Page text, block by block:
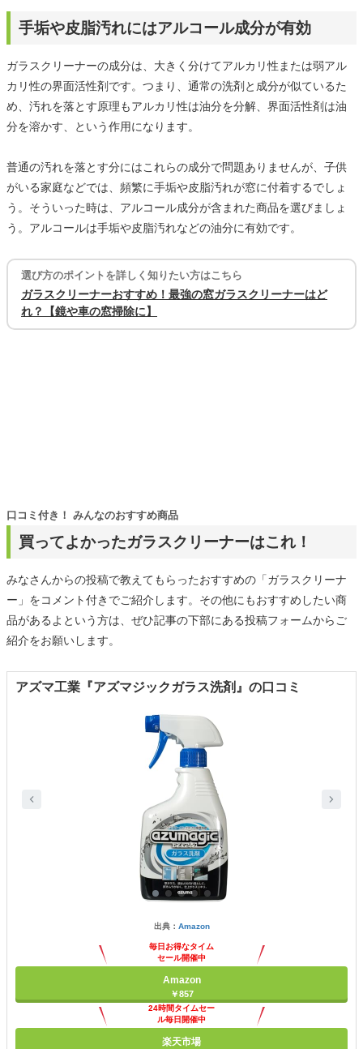
手垢や皮脂汚れにはアルコール成分が有効
ガラスクリーナーの成分は、大きく分けてアルカリ性または弱アル
カリ性の界面活性剤です。つまり、通常の洗剤と成分が似ているた
め、汚れを落とす原理もアルカリ性は油分を分解、界面活性剤は油
分を溶かす、という作用になります。
普通の汚れを落とす分にはこれらの成分で問題ありませんが、子供
がいる家庭などでは、頻繁に手垢や皮脂汚れが窓に付着するでしょ
う。そういった時は、アルコール成分が含まれた商品を選びましょ
う。アルコールは手垢や皮脂汚れなどの油分に有効です。
選び方のポイントを詳しく知りたい方はこちら
ガラスクリーナーおすすめ！最強の窓ガラスクリーナーはど
れ？【鏡や車の窓掃除に】
買ってよかったガラスクリーナーはこれ！
口コミ付き！ みんなのおすすめ商品
みなさんからの投稿で教えてもらったおすすめの「ガラスクリーナ
ー」をコメント付きでご紹介します。その他にもおすすめしたい商
品があるよという方は、ぜひ記事の下部にある投稿フォームからご
紹介をお願いします。
アズマ工業『アズマジックガラス洗剤』の口コミ
出典： Amazon
毎日お得なタイム
セール開催中
Amazon
￥857
24時間タイムセー
ル毎日開催中
楽天市場